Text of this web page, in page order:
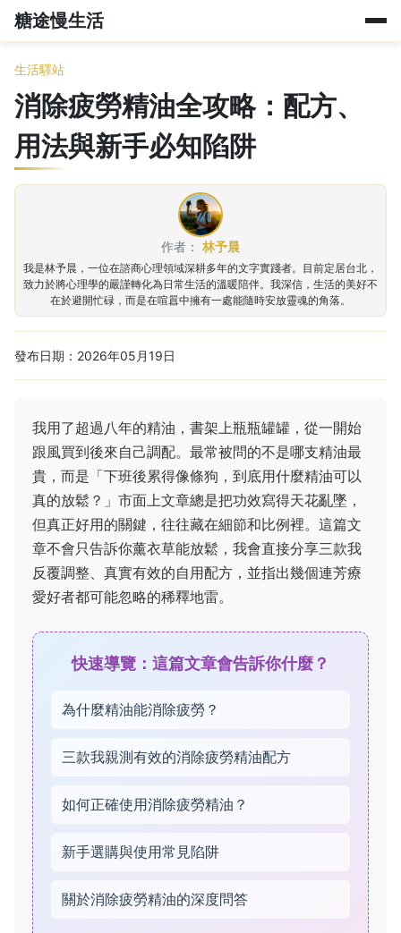
糖途慢生活
生活驛站
消除疲勞精油全攻略：配方、
用法與新手必知陷阱
作者： 林予晨
我是林予晨，一位在諮商心理領域深耕多年的文字實踐者。目前定居台北，
致力於將心理學的嚴謹轉化為日常生活的溫暖陪伴。我深信，生活的美好不
在於避開忙碌，而是在喧囂中擁有一處能隨時安放靈魂的角落。
發布日期：2026年05月19日
我用了超過八年的精油，書架上瓶瓶罐罐，從一開始
跟風買到後來自己調配。最常被問的不是哪支精油最
貴，而是「下班後累得像條狗，到底用什麼精油可以
真的放鬆？」市面上文章總是把功效寫得天花亂墜，
但真正好用的關鍵，往往藏在細節和比例裡。這篇文
章不會只告訴你薰衣草能放鬆，我會直接分享三款我
反覆調整、真實有效的自用配方，並指出幾個連芳療
愛好者都可能忽略的稀釋地雷。
快速導覽：這篇文章會告訴你什麼？
為什麼精油能消除疲勞？
三款我親測有效的消除疲勞精油配方
如何正確使用消除疲勞精油？
新手選購與使用常見陷阱
關於消除疲勞精油的深度問答